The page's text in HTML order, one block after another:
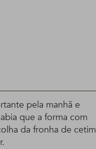
pela manhã e
que a forma com
da fronha de cetim